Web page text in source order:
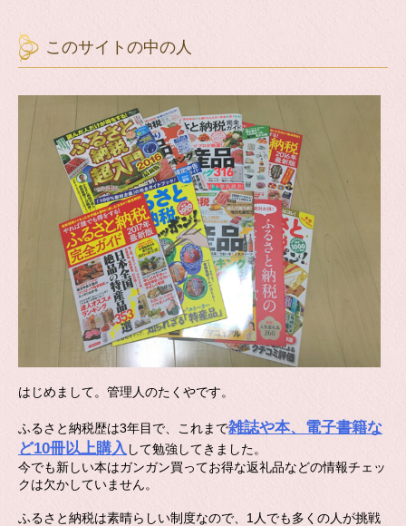
このサイトの中の人
はじめまして。管理人のたくやです。
ふるさと納税歴は3年目で、これまで雑誌や本、電子書籍な
ど10冊以上購入 して勉強してきました。
今でも新しい本はガンガン買ってお得な返礼品などの情報チェッ
クは欠かしていません。
ふるさと納税は素晴らしい制度なので、1人でも多くの人が挑戦